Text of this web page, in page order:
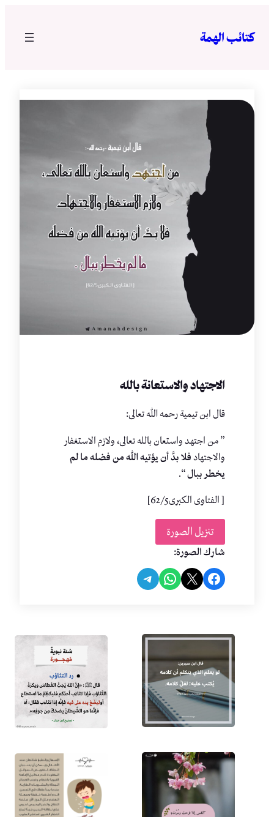
المحتوى
كتائب الهمة
الاجتهاد والاستعانة بالله
‏قال ابن تيمية رحمه الله تعالى:
” من اجتهد واستعان بالله تعالى، ولازم الاستغفار
والاجتهاد فلا بدَّ أن يؤتيه الله من فضله ما لم
يخطر ببال“.
[ الفتاوى الكبرى62/5]
تنزيل الصورة
شارك الصورة:
Share on Facebook
Share on X
Share on WhatsApp
Share on Telegram